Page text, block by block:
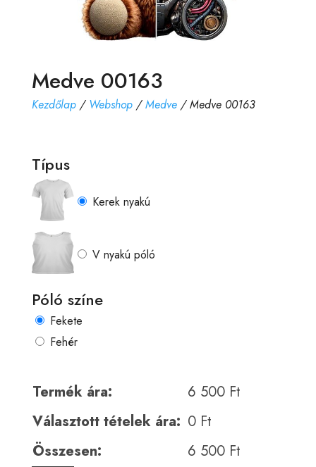
Medve 00163
Kezdőlap/ Webshop/Medve/ Medve 00163
Típus
Kerek nyakú
V nyakú póló
Póló színe
Fekete
Fehér
Termék ára: 6 500 Ft
Választott tételek ára: 0 Ft
Összesen:
6 500 Ft